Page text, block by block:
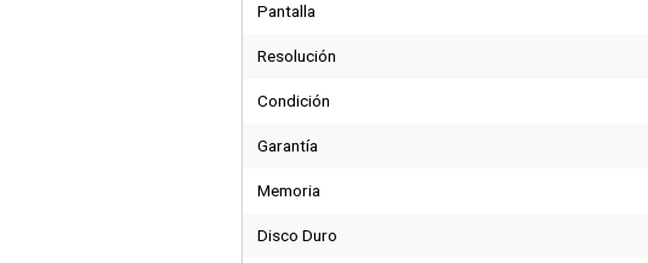
Pantalla
Resolución
Condición
Garantía
Memoria
Disco Duro